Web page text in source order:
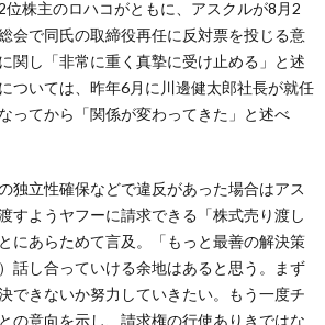
株主のロハコがともに、アスクルが8月2
会で同氏の取締役再任に反対票を投じる意
関し「非常に重く真摯に受け止める」と述
ついては、昨年6月に川邊健太郎社長が就任
ってから「関係が変わってきた」と述べ
独立性確保などで違反があった場合はアス
すようヤフーに請求できる「株式売り渡し
にあらためて言及。「もっと最善の解決策
話し合っていける余地はあると思う。まず
できないか努力していきたい。もう一度チ
の意向を示し、請求権の行使ありきではな